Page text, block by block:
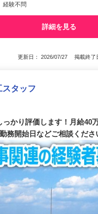
経験不問
詳細を見る
更新日： 2026/07/27 掲載終了
スタッフ
かり評価します！月給40
務開始日などご相談くださ